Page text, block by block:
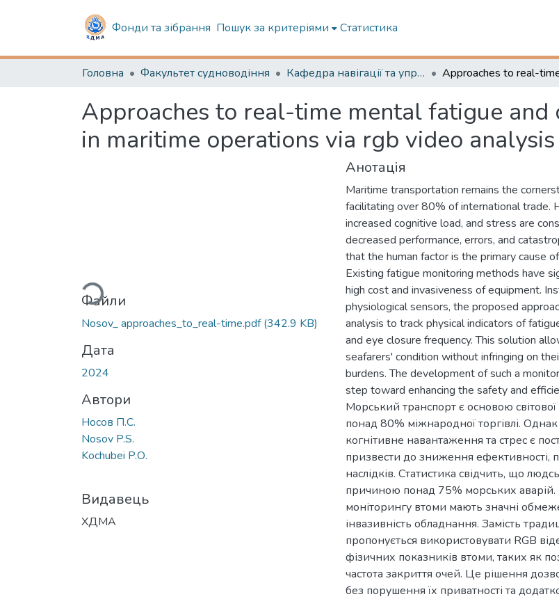
Фонди та зібрання Пошук за критеріями Статистика
Головна Факультет судноводіння Кафедра навігації та управління судном
Approaches to real-time mental fatigue and
in maritime operations via rgb video analysis
Вантажиться...
Файли
Nosov_ approaches_to_real-time.pdf(342.9 KB)
Дата
2024
Автори
Носов П.С.
Nosov P.S.
Kochubei P.О.
Видавець
ХДМА
Анотація
Maritime transportation remains the
facilitating over 80% of international trade.
increased cognitive load, and stress are
decreased performance, errors, and
that the human factor is the primary cause
Existing fatigue monitoring methods have
high cost and invasiveness of equipment.
physiological sensors, the proposed
analysis to track physical indicators of
and eye closure frequency. This solution
seafarers' condition without infringing on
burdens. The development of such a
step toward enhancing the safety and
Морський транспорт є основою
понад 80% міжнародної торгівлі.
когнітивне навантаження та стрес є
призвести до зниження ефективності,
наслідків. Статистика свідчить, що
причиною понад 75% морських
моніторингу втоми мають значні
інвазивність обладнання. Замість
пропонується використовувати RGB
фізичних показників втоми, таких як
частота закриття очей. Це рішення
без порушення їх приватності та